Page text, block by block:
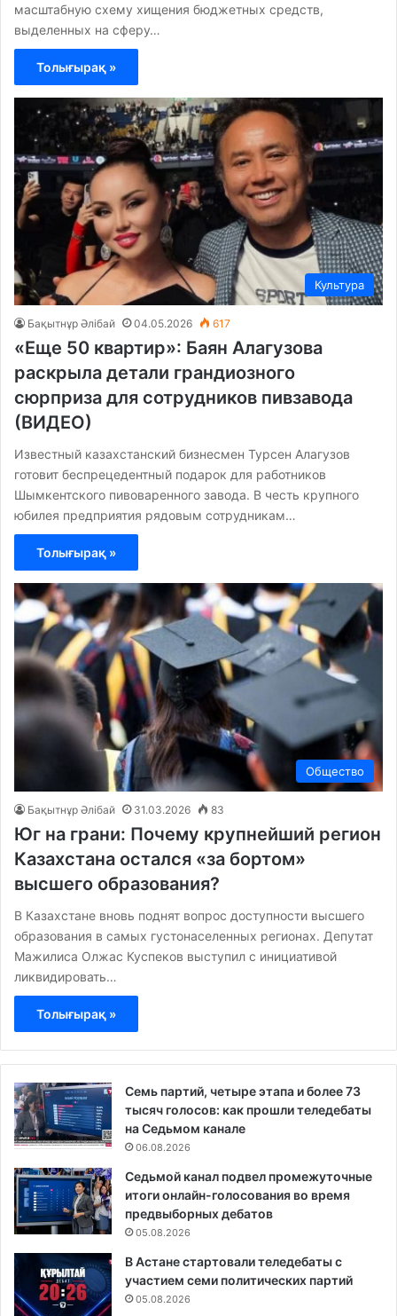
масштабную схему хищения бюджетных средств,
выделенных на сферу…
Толығырақ »
Культура
Бақытнұр Әлібай 04.05.2026 617
«Еще 50 квартир»: Баян Алагузова
раскрыла детали грандиозного
сюрприза для сотрудников пивзавода
(ВИДЕО)
Известный казахстанский бизнесмен Турсен Алагузов
готовит беспрецедентный подарок для работников
Шымкентского пивоваренного завода. В честь крупного
юбилея предприятия рядовым сотрудникам…
Толығырақ »
Общество
Бақытнұр Әлібай 31.03.2026 83
Юг на грани: Почему крупнейший регион
Казахстана остался «за бортом»
высшего образования?
В Казахстане вновь поднят вопрос доступности высшего
образования в самых густонаселенных регионах. Депутат
Мажилиса Олжас Куспеков выступил с инициативой
ликвидировать…
Толығырақ »
Семь партий, четыре этапа и более 73
тысяч голосов: как прошли теледебаты
на Седьмом канале
06.08.2026
Седьмой канал подвел промежуточные
итоги онлайн-голосования во время
предвыборных дебатов
05.08.2026
В Астане стартовали теледебаты с
участием семи политических партий
05.08.2026